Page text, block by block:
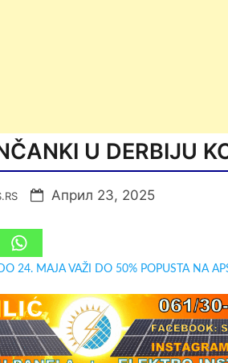
U DERBIJU
Април 23, 2025
24. MAJA VAŽI DO 50% POPUSTA NA